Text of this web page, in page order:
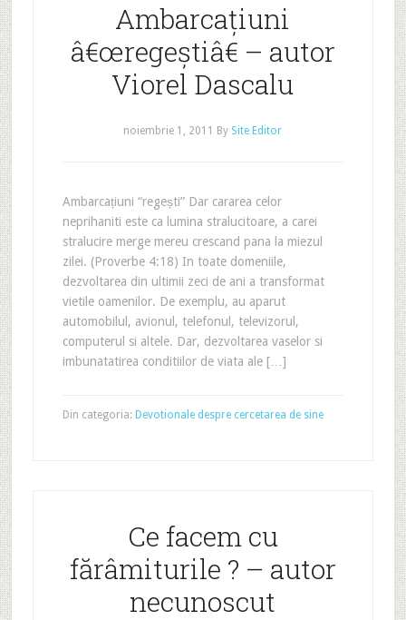
Ambarcațiuni
â€œregeștiâ€ – autor
Viorel Dascalu
noiembrie 1, 2011 By Site Editor
Ambarcațiuni “regești” Dar cararea celor
neprihaniti este ca lumina stralucitoare, a carei
stralucire merge mereu crescand pana la miezul
zilei. (Proverbe 4:18) In toate domeniile,
dezvoltarea din ultimii zeci de ani a transformat
vietile oamenilor. De exemplu, au aparut
automobilul, avionul, telefonul, televizorul,
computerul si altele. Dar, dezvoltarea vaselor si
imbunatatirea conditiilor de viata ale […]
Din categoria: Devotionale despre cercetarea de sine
Ce facem cu
fărâmiturile ? – autor
necunoscut